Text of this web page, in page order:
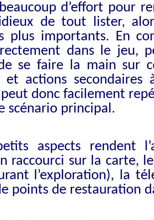
d’effort pour
de tout lister,
plus importants. En
dans le jeu,
se faire la main sur
et actions
donc facilement
scénario principal.
aspects rendent
raccourci sur la carte,
l’exploration), la
points de restauration